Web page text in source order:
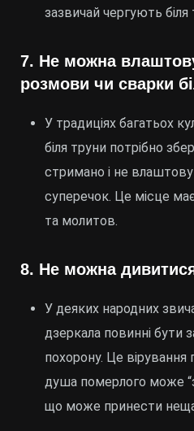
зазвичай чергують біля
7. Не можна
розмови чи сварки
У традиціях багатьох
біля труни потрібно
стримано і не
суперечок. Це місце
та молитов.
8. Не можна
У деяких народних
дзеркала повинні бути
похорону. Це вірування
душа померлого може
що може принести